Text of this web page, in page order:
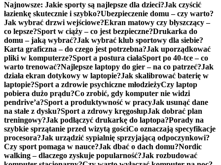
Najnowsze: Jakie sporty są najlepsze dla dzieci?Jak czyścić
łazienkę skutecznie i szybko?Ubezpieczenie domu – czy warto?
Jak wybrać drzwi wejściowe?Ekran matowy czy błyszczący –
co lepsze?Sport w ciąży – co jest bezpieczne?Drukarka do
domu – jaką wybrać?Jak wybrać klub sportowy dla siebie?
Karta graficzna – do czego jest potrzebna?Jak uporządkować
pliki w komputerze?Sport a postura ciałaSport po 40-tce – co
warto trenować?Najlepsze laptopy do gier – na co patrzeć?Jak
działa ekran dotykowy w laptopie?Jak skalibrować baterię w
laptopie?Sport a zdrowie psychiczne młodzieżyCzy laptop
pobiera dużo prądu?Co zrobić, gdy komputer nie widzi
pendrive’a?Sport a produktywność w pracyJak usunąć dane
na stałe z dysku?Sport a zdrowy kręgosłupJak dobrać plan
treningowy?Jak podłączyć drukarkę do laptopa?Porady na
szybkie sprzątanie przed wizytą gościCo oznaczają specyfikacje
procesora?Jak urządzić sypialnię sprzyjającą odpoczynkowi?
Czy sport pomaga w nauce?Jak dbać o dach domu?Nordic
walking – dlaczego zyskuje popularność?Jak rozbudować